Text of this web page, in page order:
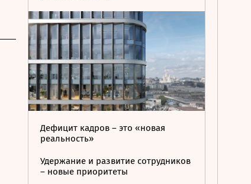
Дефицит кадров – это «новая
реальность»
Удержание и развитие сотрудников
– новые приоритеты